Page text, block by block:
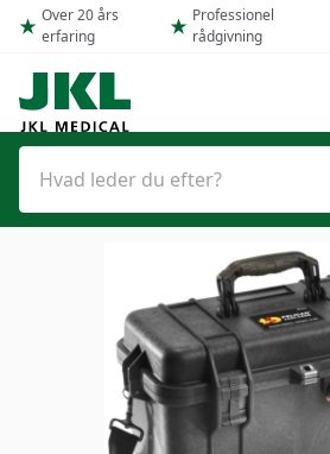
Spring til hovedindhold (Tryk Enter)
Over 20 års
erfaring
Professionel
rådgivning